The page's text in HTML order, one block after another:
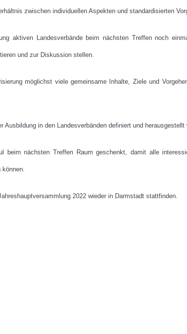
zwischen individuellen Aspekten und standardisierten
aktiven Landesverbände beim nächsten Treffen noch
und zur Diskussion stellen.
möglichst viele gemeinsame Inhalte, Ziele und
in den Landesverbänden definiert und herausgestellt
beim nächsten Treffen Raum geschenkt, damit alle
können.
2022 wieder in Darmstadt stattfinden.